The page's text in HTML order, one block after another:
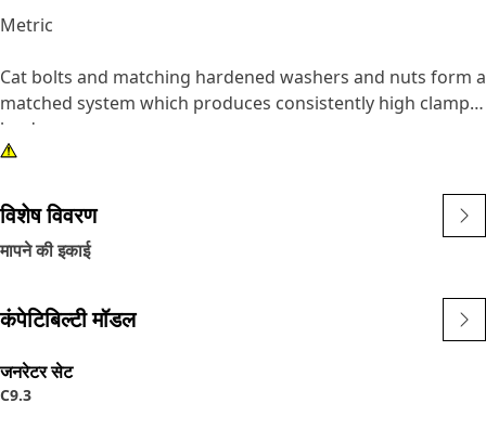
Metric
Cat bolts and matching hardened washers and nuts form a
matched system which produces consistently high clamp
loads.
• Thread size: M8
• Zinc plated
विशेष विवरण
मापने की इकाई
कंपेटिबिल्टी मॉडल
जनरेटर सेट
C9.3